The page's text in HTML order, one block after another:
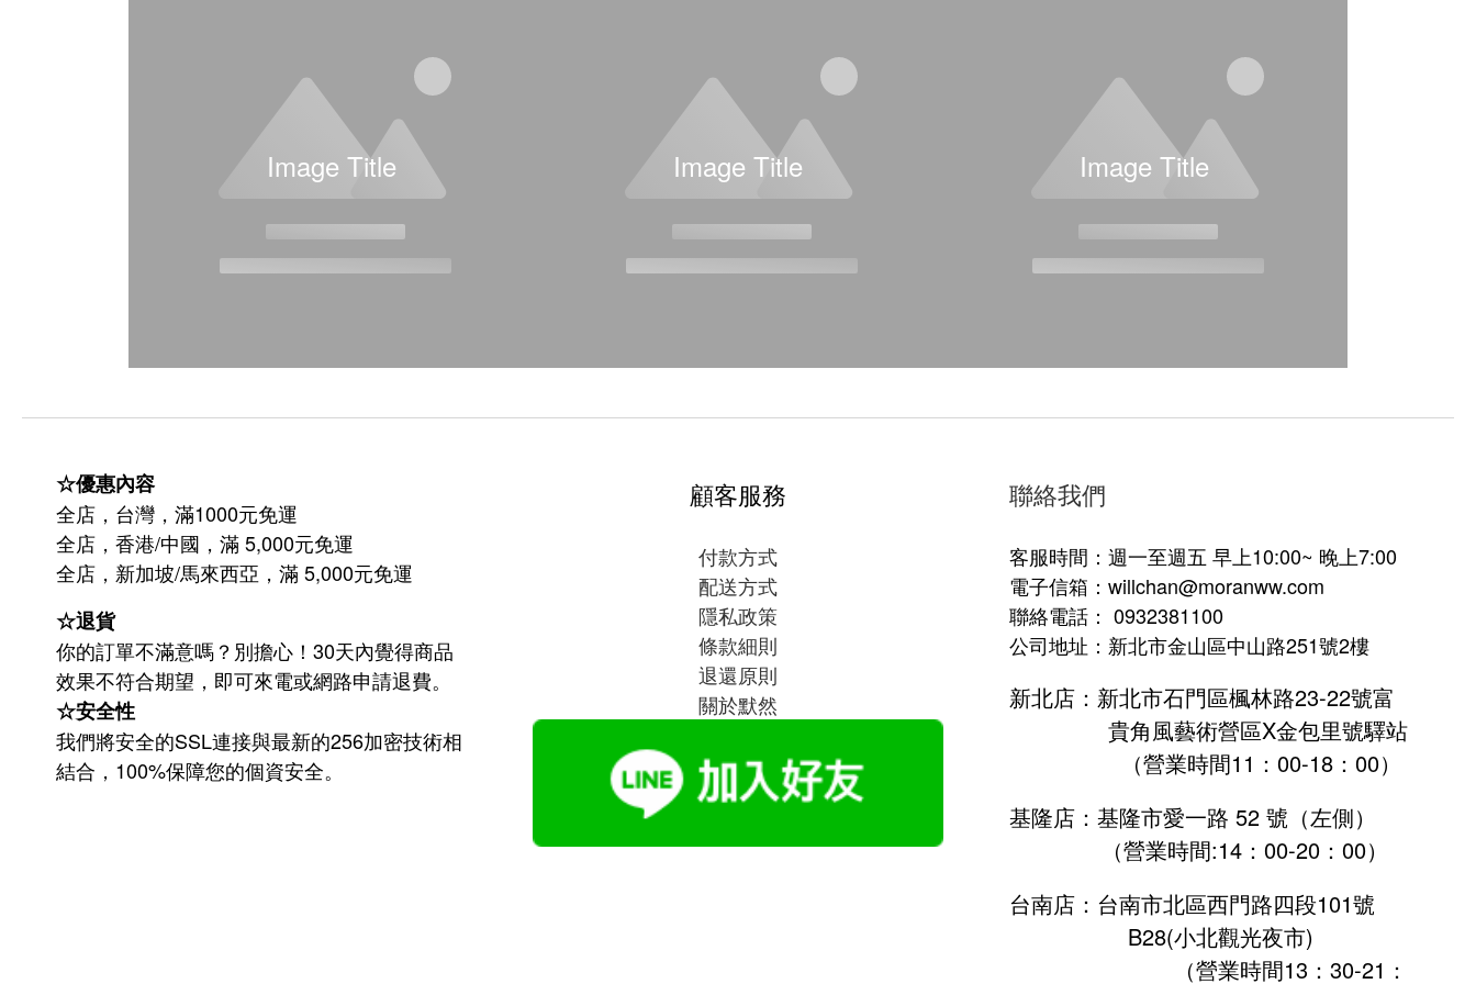
Image Title Image Title Image Title
☆優惠內容
全店，台灣，滿1000元免運
全店，香港/中國，滿 5,000元免運
全店，新加坡/馬來西亞，滿 5,000元免運
☆退貨
你的訂單不滿意嗎？別擔心！30天內覺得商品
效果不符合期望，即可來電或網路申請退費。
☆安全性
我們將安全的SSL連接與最新的256加密技術相
結合，100%保障您的個資安全。
顧客服務
付款方式
配送方式
隱私政策
條款細則
退還原則
關於默然
聯絡我們
客服時間：週一至週五 早上10:00~ 晚上7:00
電子信箱：willchan@moranww.com
聯絡電話： 0932381100
公司地址：新北市金山區中山路251號2樓
新北店：新北市石門區楓林路23-22號富
貴角風藝術營區X金包里號驛站
（營業時間11：00-18：00）
基隆店：基隆市愛一路 52 號（左側）
（營業時間:14：00-20：00）
台南店：台南市北區西門路四段101號
B28(小北觀光夜市)
（營業時間13：30-21：